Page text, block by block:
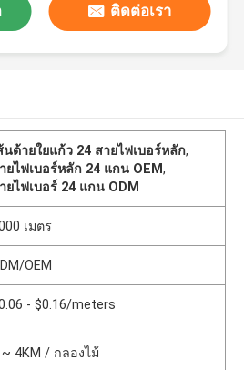
ติดต่อเรา
นด้ายใยแก้ว 24 สายไฟเบอร์หลัก,
ยไฟเบอร์หลัก 24 แกน OEM,
ยไฟเบอร์ 24 แกน ODM
เมตร
OEM
- $0.16/meters
~ 4KM / กลองไม้